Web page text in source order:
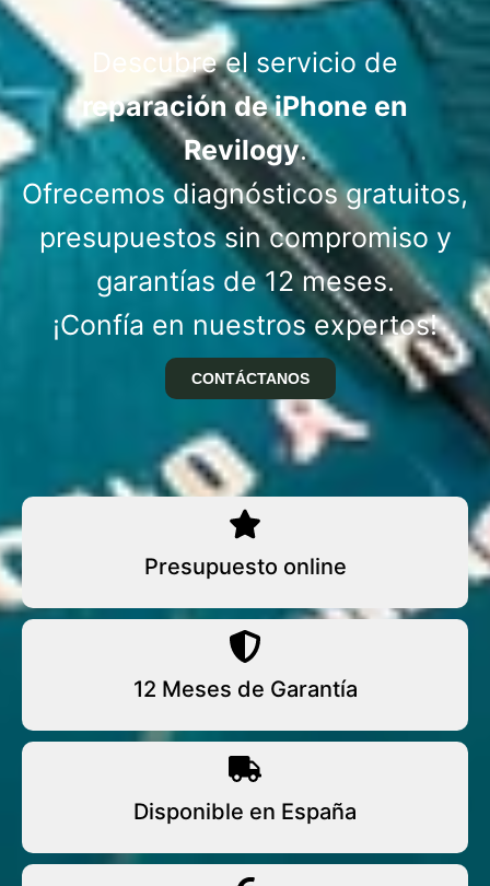
Descubre el servicio de
reparación de iPhone en
Revilogy.
Ofrecemos diagnósticos gratuitos,
presupuestos sin compromiso y
garantías de 12 meses.
¡Confía en nuestros expertos!
CONTÁCTANOS
Presupuesto online
12 Meses de Garantía
Disponible en España